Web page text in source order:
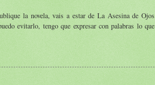
la novela, vais a estar de La Asesina de Ojos
evitarlo, tengo que expresar con palabras lo que